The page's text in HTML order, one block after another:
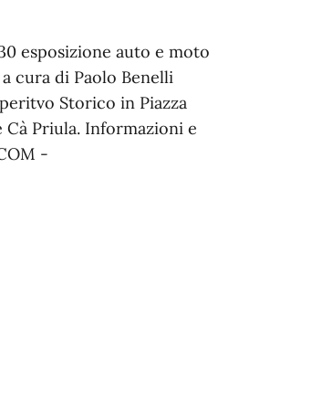
esposizione auto e moto
cura di Paolo Benelli
Storico in Piazza
Priula. Informazioni e
-